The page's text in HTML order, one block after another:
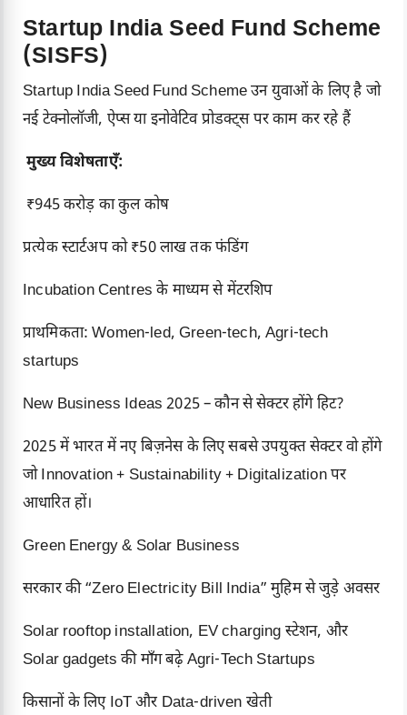
Startup India Seed Fund Scheme
(SISFS)
Startup India Seed Fund Schemeउन युवाओं के लिए है जो
नई टेक्नोलॉजी, ऐप्स या इनोवेटिव प्रोडक्ट्स पर काम कर रहे हैं
मुख्य विशेषताएँ:
₹945 करोड़ का कुल कोष
प्रत्येक स्टार्टअप को ₹50 लाख तक फंडिंग
Incubation Centres के माध्यम से मेंटरशिप
प्राथमिकता: Women-led, Green-tech, Agri-tech
startups
New Business Ideas 2025 – कौन से सेक्टर होंगे हिट?
2025 में भारत में नए बिज़नेस के लिए सबसे उपयुक्त सेक्टर वो होंगे
जो Innovation + Sustainability + Digitalization पर
आधारित हों।
Green Energy & Solar Business
सरकार की “Zero Electricity Bill India” मुहिम से जुड़े अवसर
Solar rooftop installation, EV charging स्टेशन, और
Solar gadgets की माँग बढ़े Agri-Tech Startups
किसानों के लिए IoT और Data-driven खेती